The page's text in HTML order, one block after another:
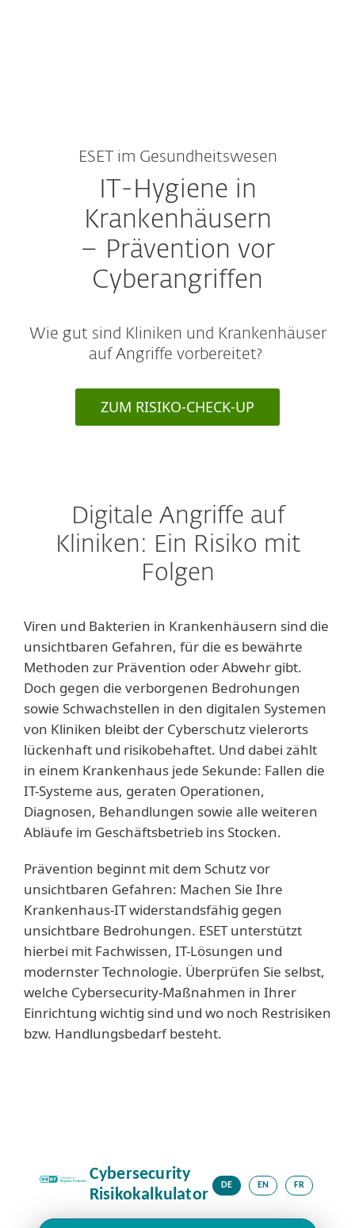
ESET im Gesundheitswesen
IT-Hygiene in
Krankenhäusern
– Prävention vor
Cyberangriffen
Wie gut sind Kliniken und Krankenhäuser
auf Angriffe vorbereitet?
ZUM RISIKO-CHECK-UP
Digitale Angriffe auf
Kliniken: Ein Risiko mit
Folgen
Viren und Bakterien in Krankenhäusern sind die
unsichtbaren Gefahren, für die es bewährte
Methoden zur Prävention oder Abwehr gibt.
Doch gegen die verborgenen Bedrohungen
sowie Schwachstellen in den digitalen Systemen
von Kliniken bleibt der Cyberschutz vielerorts
lückenhaft und risikobehaftet. Und dabei zählt
in einem Krankenhaus jede Sekunde: Fallen die
IT-Systeme aus, geraten Operationen,
Diagnosen, Behandlungen sowie alle weiteren
Abläufe im Geschäftsbetrieb ins Stocken.
Prävention beginnt mit dem Schutz vor
unsichtbaren Gefahren: Machen Sie Ihre
Krankenhaus-IT widerstandsfähig gegen
unsichtbare Bedrohungen. ESET unterstützt
hierbei mit Fachwissen, IT-Lösungen und
modernster Technologie. Überprüfen Sie selbst,
welche Cybersecurity-Maßnahmen in Ihrer
Einrichtung wichtig sind und wo noch Restrisiken
bzw. Handlungsbedarf besteht.
Cybersecurity
Risikokalkulator
DE EN FR